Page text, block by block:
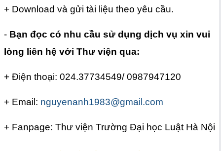
+ Download và gửi tài liệu theo yêu cầu.
- Bạn đọc có nhu cầu sử dụng dịch vụ xin vui
lòng liên hệ với Thư viện qua:
+ Điện thoại: 024.37734549/ 0987947120
+ Email: nguyenanh1983@gmail.com
+ Fanpage: Thư viện Trường Đại học Luật Hà Nội